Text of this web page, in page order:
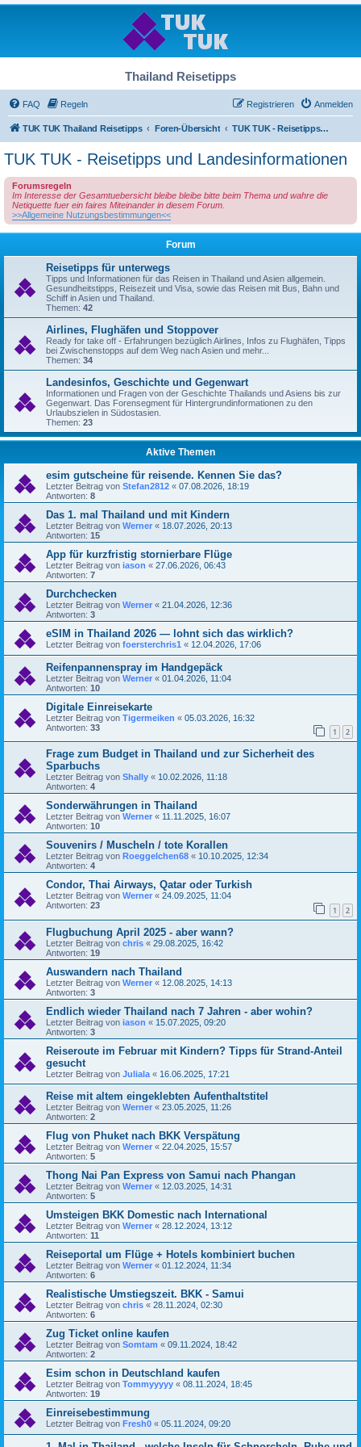
Thailand Reisetipps
FAQ Regeln Anmelden
Registrieren
TUK TUK Thailand Reisetipps Foren-Übersicht TUK TUK - Reisetipps und Landesinformationen
TUK TUK - Reisetipps und Landesinformationen
Forumsregeln
Im Interesse der Gesamtuebersicht bleibe bleibe bitte beim Thema und wahre die
Netiquette fuer ein faires Miteinander in diesem Forum.
>>Allgemeine Nutzungsbestimmungen<<
Forum
Reisetipps für unterwegs
Tipps und Informationen für das Reisen in Thailand und Asien allgemein.
Gesundheitstipps, Reisezeit und Visa, sowie das Reisen mit Bus, Bahn und
Schiff in Asien und Thailand.
Themen: 42
Airlines, Flughäfen und Stoppover
Ready for take off - Erfahrungen bezüglich Airlines, Infos zu Flughäfen, Tipps
bei Zwischenstopps auf dem Weg nach Asien und mehr...
Themen: 34
Landesinfos, Geschichte und Gegenwart
Informationen und Fragen von der Geschichte Thailands und Asiens bis zur
Gegenwart. Das Forensegment für Hintergrundinformationen zu den
Urlaubszielen in Südostasien.
Themen: 23
Aktive Themen
esim gutscheine für reisende. Kennen Sie das?
Letzter Beitrag von Stefan2812 « 07.08.2026, 18:19
Antworten: 8
Das 1. mal Thailand und mit Kindern
Letzter Beitrag von Werner « 18.07.2026, 20:13
Antworten: 15
App für kurzfristig stornierbare Flüge
Letzter Beitrag von iason « 27.06.2026, 06:43
Antworten: 7
Durchchecken
Letzter Beitrag von Werner « 21.04.2026, 12:36
Antworten: 3
eSIM in Thailand 2026 — lohnt sich das wirklich?
Letzter Beitrag von foersterchris1 « 12.04.2026, 17:06
Reifenpannenspray im Handgepäck
Letzter Beitrag von Werner « 01.04.2026, 11:04
Antworten: 10
Digitale Einreisekarte
Letzter Beitrag von Tigermeiken « 05.03.2026, 16:32
Antworten: 33 1 2
Frage zum Budget in Thailand und zur Sicherheit des
Sparbuchs
Letzter Beitrag von Shally « 10.02.2026, 11:18
Antworten: 4
Sonderwährungen in Thailand
Letzter Beitrag von Werner « 11.11.2025, 16:07
Antworten: 10
Souvenirs / Muscheln / tote Korallen
Letzter Beitrag von Roeggelchen68 « 10.10.2025, 12:34
Antworten: 4
Condor, Thai Airways, Qatar oder Turkish
Letzter Beitrag von Werner « 24.09.2025, 11:04
Antworten: 23 1 2
Flugbuchung April 2025 - aber wann?
Letzter Beitrag von chris « 29.08.2025, 16:42
Antworten: 19
Auswandern nach Thailand
Letzter Beitrag von Werner « 12.08.2025, 14:13
Antworten: 3
Endlich wieder Thailand nach 7 Jahren - aber wohin?
Letzter Beitrag von iason « 15.07.2025, 09:20
Antworten: 3
Reiseroute im Februar mit Kindern? Tipps für Strand-Anteil
gesucht
Letzter Beitrag von Juliala « 16.06.2025, 17:21
Reise mit altem eingeklebten Aufenthaltstitel
Letzter Beitrag von Werner « 23.05.2025, 11:26
Antworten: 2
Flug von Phuket nach BKK Verspätung
Letzter Beitrag von Werner « 22.04.2025, 15:57
Antworten: 5
Thong Nai Pan Express von Samui nach Phangan
Letzter Beitrag von Werner « 12.03.2025, 14:31
Antworten: 5
Umsteigen BKK Domestic nach International
Letzter Beitrag von Werner « 28.12.2024, 13:12
Antworten: 11
Reiseportal um Flüge + Hotels kombiniert buchen
Letzter Beitrag von Werner « 01.12.2024, 11:34
Antworten: 6
Realistische Umstiegszeit. BKK - Samui
Letzter Beitrag von chris « 28.11.2024, 02:30
Antworten: 6
Zug Ticket online kaufen
Letzter Beitrag von Somtam « 09.11.2024, 18:42
Antworten: 2
Esim schon in Deutschland kaufen
Letzter Beitrag von Tommyyyyy « 08.11.2024, 18:45
Antworten: 19
Einreisebestimmung
Letzter Beitrag von Fresh0 « 05.11.2024, 09:20